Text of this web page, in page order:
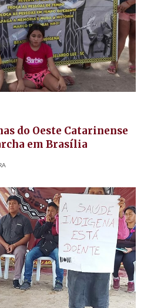
do Oeste Catarinense
em Brasília